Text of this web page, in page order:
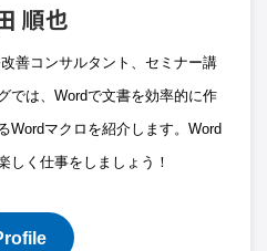
順也
善コンサルタント、セミナー講
では、Wordで文書を効率的に作
Wordマクロを紹介します。Word
しく仕事をしましょう！